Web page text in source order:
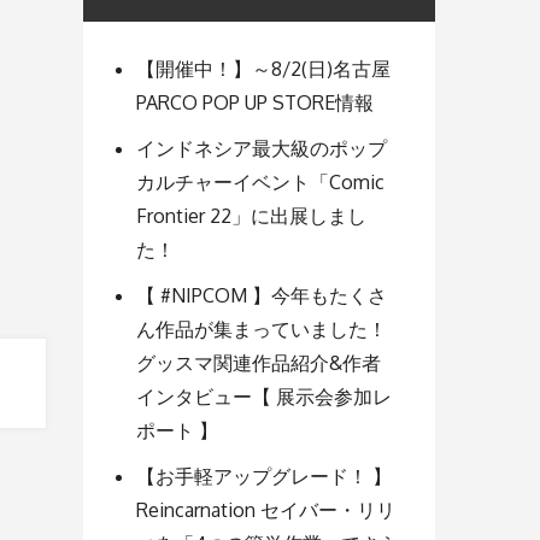
【開催中！】～8/2(日)名古屋
PARCO POP UP STORE情報
インドネシア最大級のポップ
カルチャーイベント「Comic
Frontier 22」に出展しまし
た！
【 #NIPCOM 】今年もたくさ
ん作品が集まっていました！
グッスマ関連作品紹介&作者
インタビュー【 展示会参加レ
ポート 】
【お手軽アップグレード！ 】
Reincarnation セイバー・リリ